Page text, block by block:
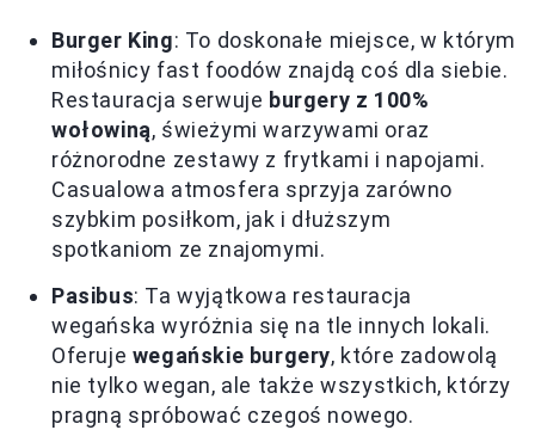
Burger King: To doskonałe miejsce, w którym
miłośnicy fast foodów znajdą coś dla siebie.
Restauracja serwuje burgery z 100%
wołowiną, świeżymi warzywami oraz
różnorodne zestawy z frytkami i napojami.
Casualowa atmosfera sprzyja zarówno
szybkim posiłkom, jak i dłuższym
spotkaniom ze znajomymi.
Pasibus: Ta wyjątkowa restauracja
wegańska wyróżnia się na tle innych lokali.
Oferuje wegańskie burgery, które zadowolą
nie tylko wegan, ale także wszystkich, którzy
pragną spróbować czegoś nowego.